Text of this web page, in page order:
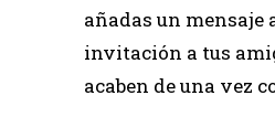
añadas un mensaje
invitación a tus
acaben de una vez